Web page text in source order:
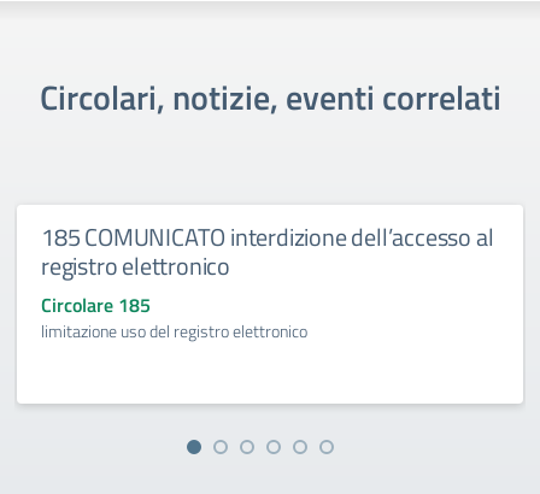
Circolari, notizie, eventi correlati
185 COMUNICATO interdizione dell’accesso al
registro elettronico
Circolare 185
limitazione uso del registro elettronico